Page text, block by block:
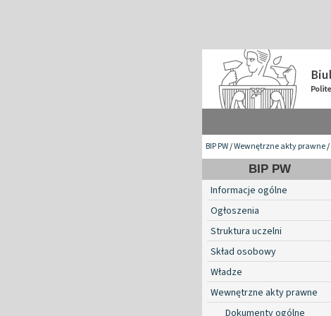
BIP PW/Wewnętrzne akty prawne/
BIP PW
Informacje ogólne
Ogłoszenia
Struktura uczelni
Skład osobowy
Władze
Wewnętrzne akty prawne
Dokumenty ogólne